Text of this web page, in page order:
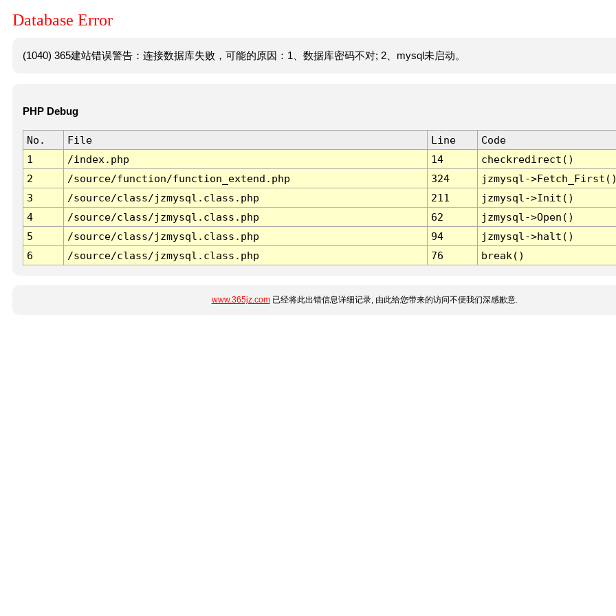
Database Error
(1040) 365建站错误警告：连接数据库失败，可能的原因：1、数据库密码不对; 2、mysql未启动。
PHP Debug
No. File Line
Code
1
/index.php 14
checkredirect()
2
/source/function/function_extend.php 324
jzmysql-
3
/source/class/jzmysql.class.php 211
jzmysql->Init()
4
/source/class/jzmysql.class.php 62
jzmysql->Open()
5
/source/class/jzmysql.class.php 94
jzmysql->halt()
6
/source/class/jzmysql.class.php 76 break()
www.365jz.com已经将此出错信息详细记录, 由此给您带来的访问不便我们深感歉意.